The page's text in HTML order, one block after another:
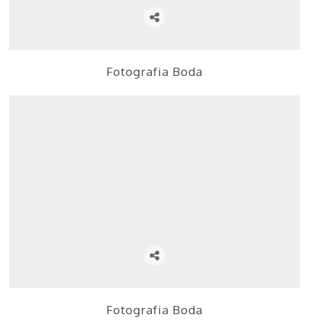
Fotografia Boda
Fotografia Boda